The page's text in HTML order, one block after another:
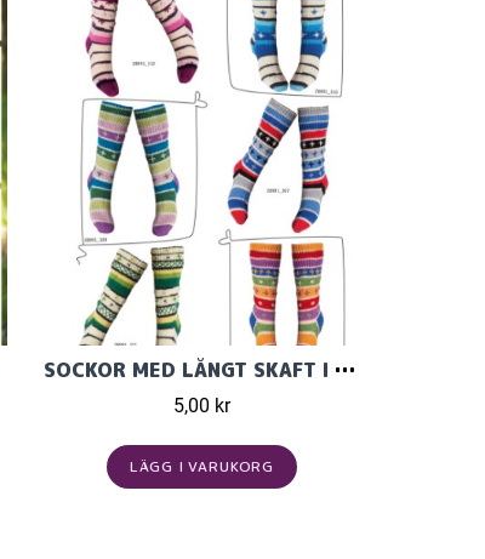
SOCKOR MED LÅNGT SKAFT I MELLANRAGGI
5,00 kr
LÄGG I VARUKORG